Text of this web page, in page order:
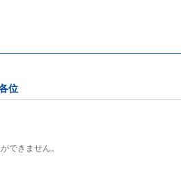
位
できません。